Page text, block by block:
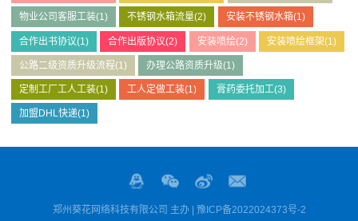
物业公司客服工装(1) 不锈钢水箱流量(2) 安装不锈钢水箱(1)
合作出书协议(1) 合作出版协议(2) 安装喷绘(2) 安装喷绘框架(1)
公路二级资质升级流程(1) 办理公路资质升级(1)
定制工厂工人工装(1) 工人定做工装(1) 膏药委托加工(3)
加盟DHL快递(1)
郑州葵花网络科技有限公司 主办 | 豫ICP备2022024373号-2